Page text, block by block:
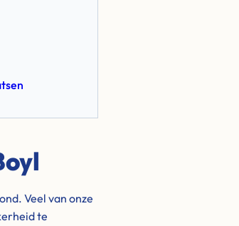
Veel van onze
te